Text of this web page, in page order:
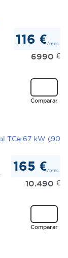
116 €/mes
6990 €
Comparar
165 €/mes
10.490 €
Comparar